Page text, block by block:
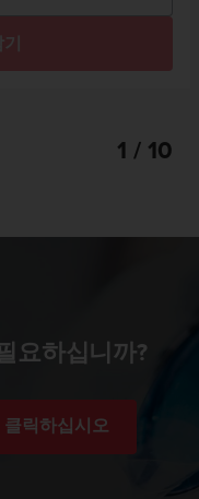
1 / 10
요하십니까?
릭하십시오